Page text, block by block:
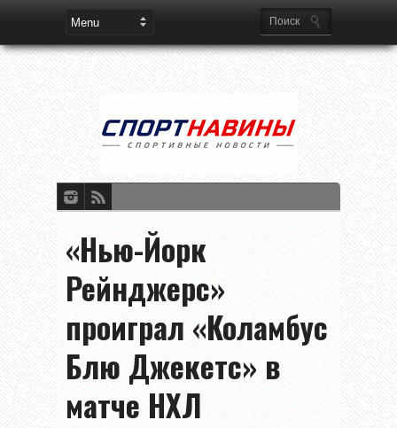
«Нью-Йорк
Рейнджерс»
проиграл «Коламбус
Блю Джекетс» в
матче НХЛ